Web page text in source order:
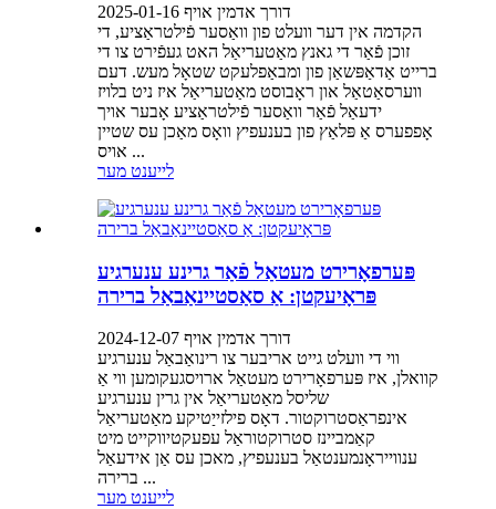
דורך אדמין אויף 2025-01-16
הקדמה אין דער וועלט פון וואַסער פֿילטראַציע, די
זוכן פֿאַר די גאנץ מאַטעריאַל האט געפֿירט צו די
ברייט אַדאַפּשאַן פון ומבאַפלעקט שטאָל מעש. דעם
ווערסאַטאַל און ראָבוסט מאַטעריאַל איז ניט בלויז
ידעאַל פֿאַר וואַסער פֿילטראַציע אָבער אויך
אָפפערס אַ פּלאַץ פון בענעפיץ וואָס מאַכן עס שטיין
אויס ...
לייענט מער
פּערפאָרירט מעטאַל פֿאַר גרינע ענערגיע
פּראָיעקטן: אַ סאַסטיינאַבאַל ברירה
דורך אדמין אויף 2024-12-07
ווי די וועלט גייט אריבער צו רינואַבאַל ענערגיע
קוואלן, איז פּערפאָרירט מעטאַל ארויסגעקומען ווי אַ
שליסל מאַטעריאַל אין גרין ענערגיע
אינפראַסטרוקטור. דאָס פילזייַטיקע מאַטעריאַל
קאַמביינז סטרוקטוראַל עפעקטיווקייט מיט
ענווייראָנמענטאַל בענעפיץ, מאכן עס אַן אידעאַל
ברירה ...
לייענט מער